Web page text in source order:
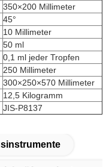
350×200 Millimeter
45°
10 Millimeter
50 ml
0,1 ml jeder Tropfen
250 Millimeter
300×250×570 Millimeter
12,5 Kilogramm
JIS-P8137